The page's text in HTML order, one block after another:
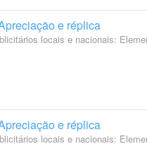
e réplica
locais e nacionais:
e réplica
locais e nacionais: